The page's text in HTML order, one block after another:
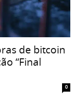
de bitcoin
“Final
0